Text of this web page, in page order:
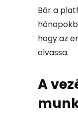
Bár a
hogy az
olvassa.
A